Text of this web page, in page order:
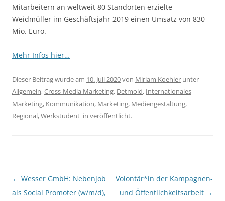
Mitarbeitern an weltweit 80 Standorten erzielte
Weidmüller im Geschäftsjahr 2019 einen Umsatz von 830
Mio. Euro.
Mehr Infos hier…
Dieser Beitrag wurde am 10. Juli 2020von Miriam Koehler unter
Allgemein,Cross-Media Marketing, Detmold, Internationales
Marketing, Kommunikation, Marketing, Mediengestaltung,
Regional,Werkstudent_in veröffentlicht.
Beitragsnavigation
← Wesser GmbH: Nebenjob
als Social Promoter (w/m/d),
Volontär*in der Kampagnen-
und Öffentlichkeitsarbeit →